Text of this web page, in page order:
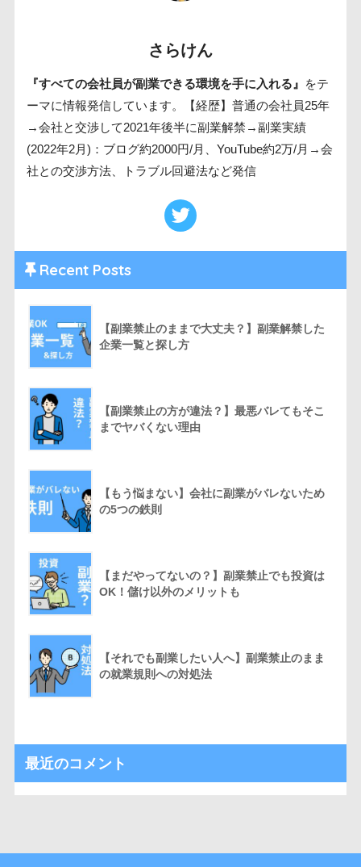
さらけん
『すべての会社員が副業できる環境を手に入れる』
をテ
ーマに情報発信しています。【経歴】普通の会社員25年
→会社と交渉して2021年後半に副業解禁→副業実績
(2022年2月)：ブログ約2000円/月、YouTube約2万/月→会
社との交渉方法、トラブル回避法など発信
Recent Posts
【副業禁止のままで大丈夫？】副業解禁した
企業一覧と探し方
【副業禁止の方が違法？】最悪バレてもそこ
までヤバくない理由
【もう悩まない】会社に副業がバレないため
の5つの鉄則
【まだやってないの？】副業禁止でも投資は
OK！儲け以外のメリットも
【それでも副業したい人へ】副業禁止のまま
の就業規則への対処法
最近のコメント